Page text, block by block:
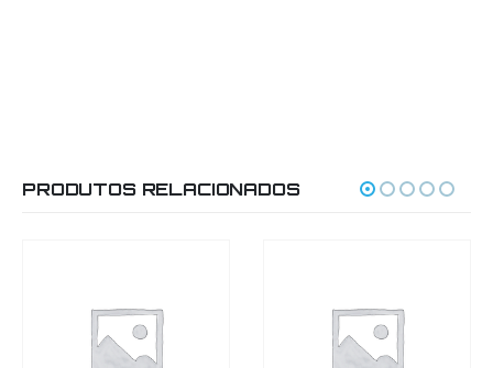
PRODUTOS RELACIONADOS